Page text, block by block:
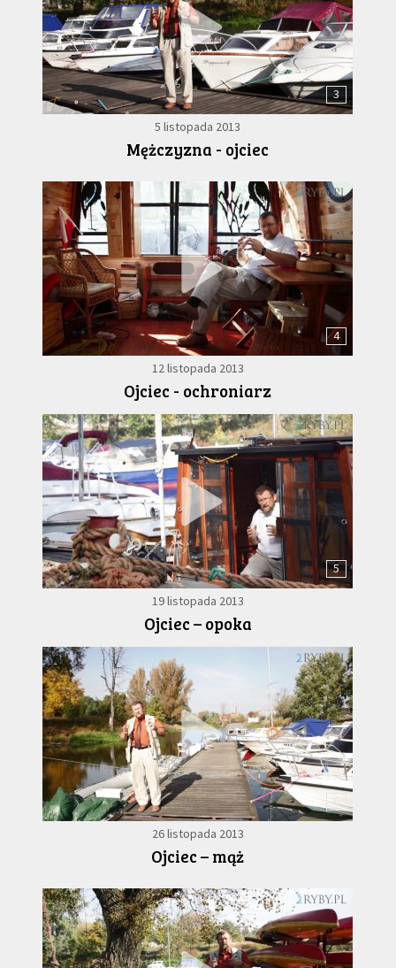
3
5 listopada 2013
Mężczyzna - ojciec
4
12 listopada 2013
Ojciec - ochroniarz
5
19 listopada 2013
Ojciec – opoka
6
26 listopada 2013
Ojciec – mąż